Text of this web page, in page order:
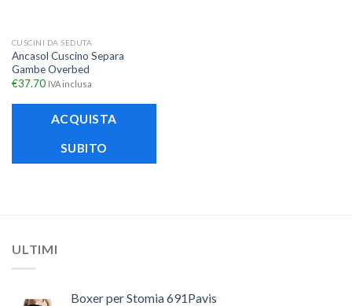
CUSCINI DA SEDUTA
Ancasol Cuscino Separa
Gambe Overbed
€37.70 IVA inclusa
ACQUISTA
SUBITO
ULTIMI
Boxer per Stomia 691Pavis